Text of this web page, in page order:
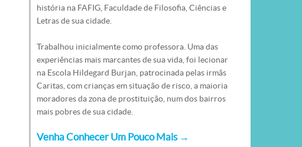
história na FAFIG, Faculdade de Filosofia, Ciências e
Letras de sua cidade.
Trabalhou inicialmente como professora. Uma das
experiências mais marcantes de sua vida, foi lecionar
na Escola Hildegard Burjan, patrocinada pelas irmãs
Caritas, com crianças em situação de risco, a maioria
moradores da zona de prostituição, num dos bairros
mais pobres de sua cidade.
Venha Conhecer Um Pouco Mais →